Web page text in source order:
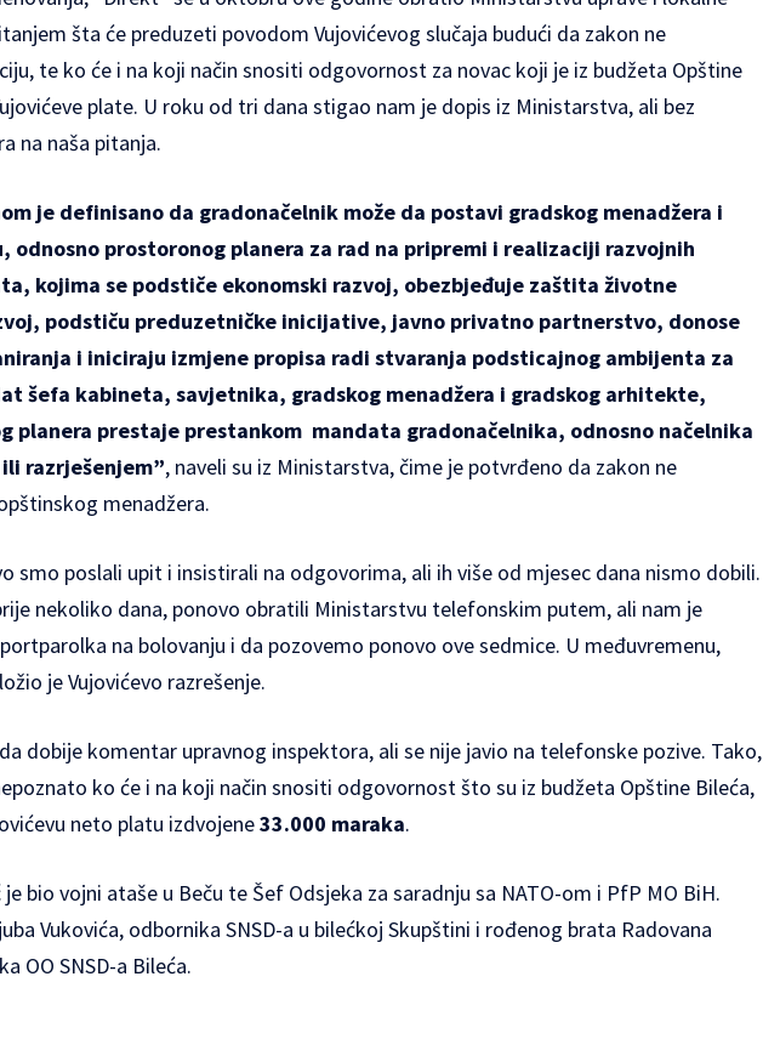
šta će preduzeti povodom Vujovićevog slučaja budući da zakon ne
te ko će i na koji način snositi odgovornost za novac koji je iz budžeta Opštine
plate. U roku od tri dana stigao nam je dopis iz Ministarstva, ali bez
na naša pitanja.
je definisano da gradonačelnik može da postavi gradskog menadžera i
odnosno prostoronog planera za rad na pripremi i realizaciji razvojnih
kojima se podstiče ekonomski razvoj, obezbjeđuje zaštita životne
podstiču preduzetničke inicijative, javno privatno partnerstvo, donose
i iniciraju izmjene propisa radi stvaranja podsticajnog ambijenta za
šefa kabineta, savjetnika, gradskog menadžera i gradskog arhitekte,
planera prestaje prestankom mandata gradonačelnika, odnosno načelnika
razrješenjem”, naveli su iz Ministarstva, čime je potvrđeno da zakon ne
menadžera.
smo poslali upit i insistirali na odgovorima, ali ih više od mjesec dana nismo dobili.
nekoliko dana, ponovo obratili Ministarstvu telefonskim putem, ali nam je
na bolovanju i da pozovemo ponovo ove sedmice. U međuvremenu,
je Vujovićevo razrešenje.
dobije komentar upravnog inspektora, ali se nije javio na telefonske pozive. Tako,
ko će i na koji način snositi odgovornost što su iz budžeta Opštine Bileća,
neto platu izdvojene33.000 maraka.
bio vojni ataše u Beču te Šef Odsjeka za saradnju sa NATO-om i PfP MO BiH.
Vukovića, odbornika SNSD-a u bilećkoj Skupštini i rođenog brata Radovana
OO SNSD-a Bileća.